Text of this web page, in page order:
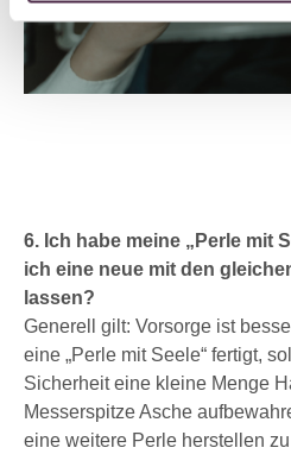
6. Ich habe meine „Perle mit
ich eine neue mit den
lassen?
Generell gilt: Vorsorge ist
eine „Perle mit Seele“ fertigt,
Sicherheit eine kleine Menge
Messerspitze Asche
eine weitere Perle herstellen